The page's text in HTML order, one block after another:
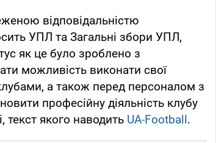
відповідальністю
УПЛ та Загальні збори УПЛ,
як це було зроблено з
можливість виконати свої
а також перед персоналом з
професійну діяльність клубу
текст якого наводить UA-Football.